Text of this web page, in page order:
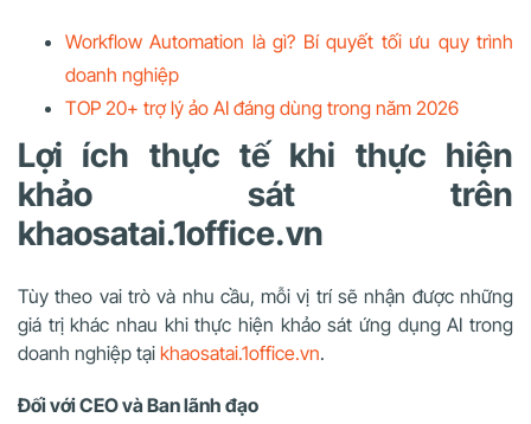
Workflow Automation là gì? Bí quyết tối ưu quy trình
doanh nghiệp
TOP 20+ trợ lý ảo AI đáng dùng trong năm 2026
Lợi ích thực tế khi thực hiện
khảo sát trên
khaosatai.1office.vn
Tùy theo vai trò và nhu cầu, mỗi vị trí sẽ nhận được những
giá trị khác nhau khi thực hiện khảo sát ứng dụng AI trong
doanh nghiệp tại khaosatai.1office.vn.
Đối với CEO và Ban lãnh đạo